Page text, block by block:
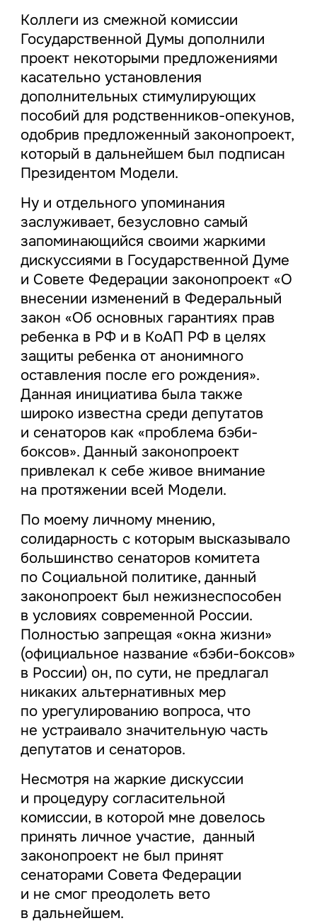
Коллеги из смежной комиссии
Государственной Думы дополнили
проект некоторыми предложениями
касательно установления
дополнительных стимулирующих
пособий для родственников-опекунов,
одобрив предложенный законопроект,
который в дальнейшем был подписан
Президентом Модели.
Ну и отдельного упоминания
заслуживает, безусловно самый
запоминающийся своими жаркими
дискуссиями в Государственной Думе
и Совете Федерации законопроект «О
внесении изменений в Федеральный
закон «Об основных гарантиях прав
ребенка в РФ и в КоАП РФ в целях
защиты ребенка от анонимного
оставления после его рождения».
Данная инициатива была также
широко известна среди депутатов
и сенаторов как «проблема бэби-
боксов». Данный законопроект
привлекал к себе живое внимание
на протяжении всей Модели.
По моему личному мнению,
солидарность с которым высказывало
большинство сенаторов комитета
по Социальной политике, данный
законопроект был нежизнеспособен
в условиях современной России.
Полностью запрещая «окна жизни»
(официальное название «бэби-боксов»
в России) он, по сути, не предлагал
никаких альтернативных мер
по урегулированию вопроса, что
не устраивало значительную часть
депутатов и сенаторов.
Несмотря на жаркие дискуссии
и процедуру согласительной
комиссии, в которой мне довелось
принять личное участие, данный
законопроект не был принят
сенаторами Совета Федерации
и не смог преодолеть вето
в дальнейшем.